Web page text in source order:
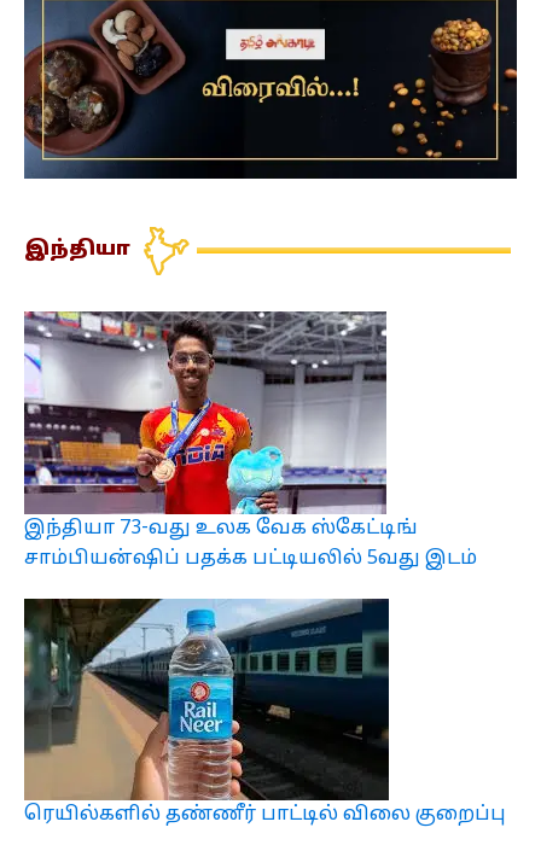
இந்தியா
இந்தியா 73-வது உலக வேக ஸ்கேட்டிங்
சாம்பியன்ஷிப் பதக்க பட்டியலில் 5வது இடம்
ரெயில்களில் தண்ணீர் பாட்டில் விலை குறைப்பு